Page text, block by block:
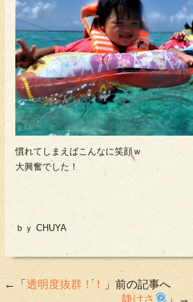
慣れてしまえばこんなに笑顔ｗ
大興奮でした！
ｂｙ CHUYA
←「 透明度抜群！！ 」前の記事へ
静けさ
」→